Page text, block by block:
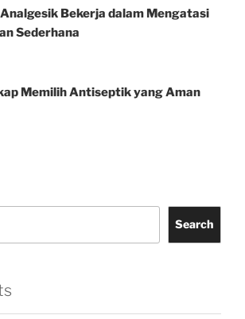
Bekerja dalam Mengatasi
Sederhana
Memilih Antiseptik yang Aman
Search